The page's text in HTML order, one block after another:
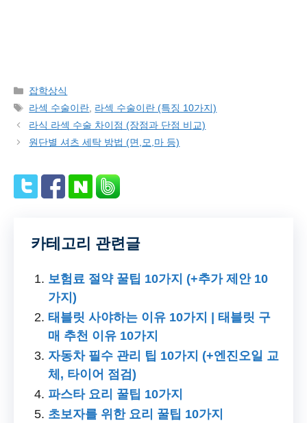
Categories
잡학상식
Tags
라섹 수술이란 라섹 수술이란 (특징 10가지)
라식 라섹 수술 차이점 (장점과 단점 비교)
원단별 셔츠 세탁 방법 (면,모,마 등)
카테고리 관련글
보험료 절약 꿀팁 10가지 (+추가 제안 10
가지)
태블릿 사야하는 이유 10가지 | 태블릿 구
매 추천 이유 10가지
자동차 필수 관리 팁 10가지 (+엔진오일 교
체, 타이어 점검)
파스타 요리 꿀팁 10가지
초보자를 위한 요리 꿀팁 10가지